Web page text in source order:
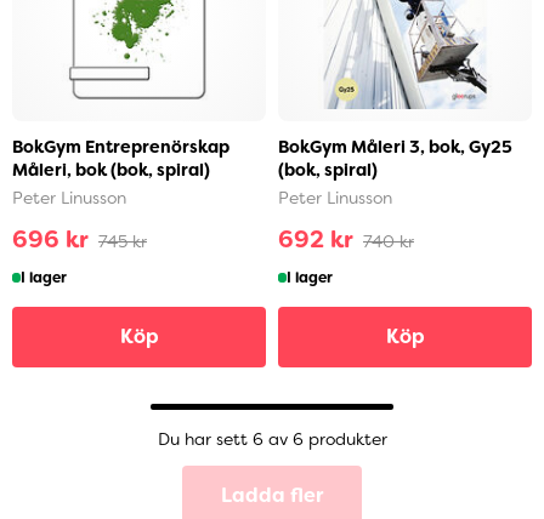
BokGym Entreprenörskap
Måleri, bok (bok, spiral)
Peter Linusson
696 kr 745 kr
I lager
Köp
BokGym Måleri 3, bok, Gy25
(bok, spiral)
Peter Linusson
692 kr 740 kr
I lager
Köp
Du har sett 6 av 6 produkter
Ladda fler